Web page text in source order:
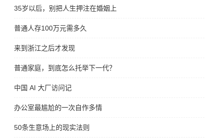
35岁以后，别把人生押注在婚姻上
普通人存100万元需多久
来到浙江之后才发现
普通家庭，到底怎么托举下一代？
中国 AI 大厂访问记
办公室最尴尬的一次自作多情
50条生意场上的现实法则